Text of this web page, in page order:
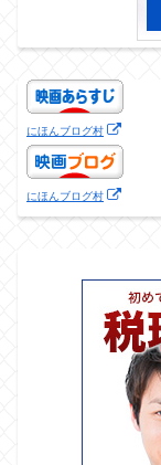
にほんブログ村
にほんブログ村